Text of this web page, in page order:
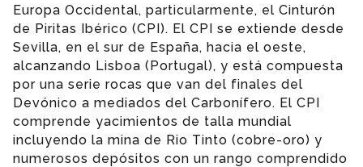
Europa Occidental, particularmente, el Cinturón
de Piritas Ibérico (CPI). El CPI se extiende desde
Sevilla, en el sur de España, hacia el oeste,
alcanzando Lisboa (Portugal), y está compuesta
por una serie rocas que van del finales del
Devónico a mediados del Carbonífero. El CPI
comprende yacimientos de talla mundial
incluyendo la mina de Rio Tinto (cobre-oro) y
numerosos depósitos con un rango comprendido